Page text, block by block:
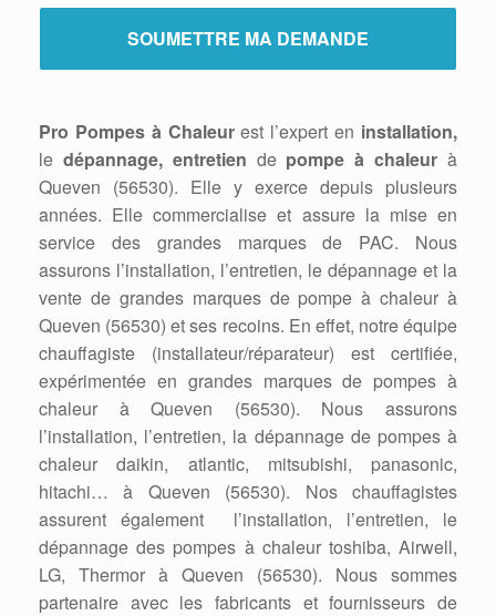
Pro Pompes à Chaleurest l’expert en installation,
le dépannage, entretien de pompe à chaleurà
Queven (56530). Elle y exerce depuis plusieurs
années. Elle commercialise et assure la mise en
service des grandes marques de PAC. Nous
assurons l’installation, l’entretien, le dépannage et la
vente de grandes marques de pompe à chaleur à
Queven (56530) et ses recoins. En effet, notre équipe
chauffagiste (installateur/réparateur) est certifiée,
expérimentée en grandes marques de pompes à
chaleur à Queven (56530). Nous assurons
l’installation, l’entretien, la dépannage de pompes à
chaleur daikin, atlantic, mitsubishi, panasonic,
hitachi… à Queven (56530). Nos chauffagistes
assurent également l’installation, l’entretien, le
dépannage des pompes à chaleur toshiba, Airwell,
LG, Thermor à Queven (56530). Nous sommes
partenaire avec les fabricants et fournisseurs de